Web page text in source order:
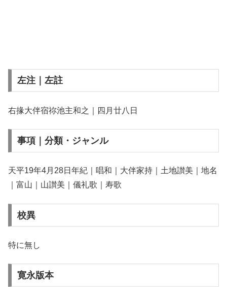
左注｜左註
右掾大伴宿祢池主和之｜四月廿八日
事項｜分類・ジャンル
天平19年4月28日年紀｜唱和｜大伴家持｜土地讃美｜地名
｜富山｜山讃美｜儀礼歌｜寿歌
校異
特に無し
寛永版本